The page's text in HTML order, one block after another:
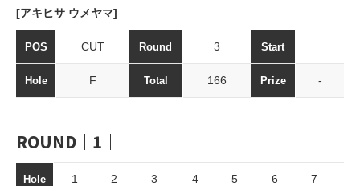
[アキヒサ ウメヤマ]
POS CUT Round 3 Start
Hole F Total 166 Prize -
ROUND｜1｜
Hole 1 2 3 4 5 6 7